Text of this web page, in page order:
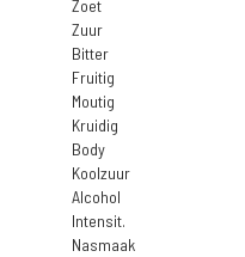
Zoet
Zuur
Bitter
Fruitig
Moutig
Kruidig
Body
Koolzuur
Alcohol
Intensit.
Nasmaak